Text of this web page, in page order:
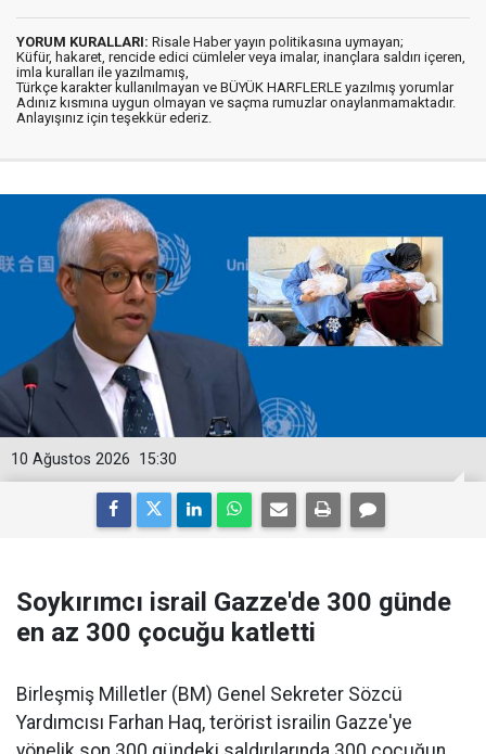
YORUM KURALLARI: Risale Haber yayın politikasına uymayan;
Küfür, hakaret, rencide edici cümleler veya imalar, inançlara saldırı içeren,
imla kuralları ile yazılmamış,
Türkçe karakter kullanılmayan ve BÜYÜK HARFLERLE yazılmış yorumlar
Adınız kısmına uygun olmayan ve saçma rumuzlar onaylanmamaktadır.
Anlayışınız için teşekkür ederiz.
15:30
10 Ağustos 2026
Soykırımcı israil Gazze'de 300 günde
en az 300 çocuğu katletti
Birleşmiş Milletler (BM) Genel Sekreter Sözcü
Yardımcısı Farhan Haq, terörist israilin Gazze'ye